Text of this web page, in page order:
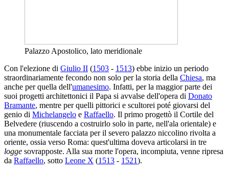
Palazzo Apostolico, lato meridionale
Con l'elezione di Giulio II (1503 - 1513) ebbe inizio un periodo
straordinariamente fecondo non solo per la storia della Chiesa, ma
anche per quella dell'umanesimo. Infatti, per la maggior parte dei
suoi progetti architettonici il Papa si avvalse dell'opera di Donato
Bramante, mentre per quelli pittorici e scultorei poté giovarsi del
genio di Michelangelo e Raffaello. Il primo progettò il Cortile del
Belvedere (riuscendo a costruirlo solo in parte, nell'ala orientale) e
una monumentale facciata per il severo palazzo niccolino rivolta a
oriente, ossia verso Roma: quest'ultima doveva articolarsi in tre
logge sovrapposte. Alla sua morte l'opera, incompiuta, venne ripresa
da Raffaello, sotto Leone X (1513 - 1521).